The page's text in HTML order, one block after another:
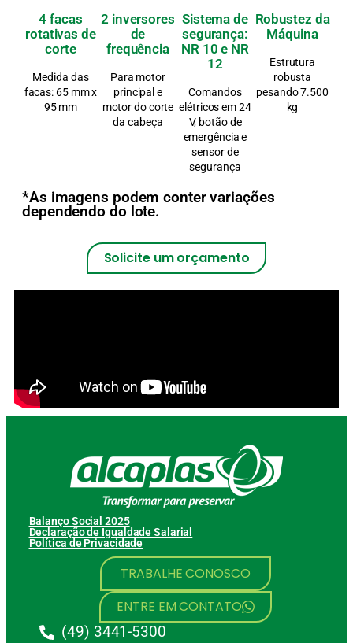
4 facas
rotativas de
corte
Medida das
facas: 65 mm x
95 mm
2 inversores
de
frequência
Para motor
principal e
motor do corte
da cabeça
Sistema de
segurança:
NR 10 e NR
12
Comandos
elétricos em 24
V, botão de
emergência e
sensor de
segurança
Robustez da
Máquina
Estrutura
robusta
pesando 7.500
kg
*As imagens podem conter variações
dependendo do lote.
Solicite um orçamento
Balanço Social 2025
Declaração de Igualdade Salarial
Política de Privacidade
TRABALHE CONOSCO
ENTRE EM CONTATO
(49) 3441-5300